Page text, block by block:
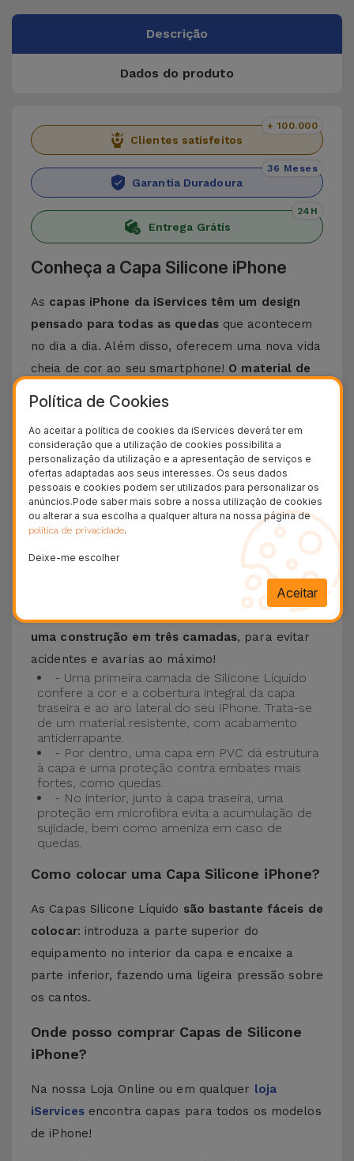
Descrição
Dados do produto
Clientes satisfeitos
+ 100.000
Garantia Duradoura
36 Meses
Entrega Grátis
24H
Conheça a Capa Silicone iPhone
As capas iPhone da iServices têm um design
pensado para todas as quedasque acontecem
no dia a dia. Além disso, oferecem uma nova vida
cheia de cor ao seu smartphone! O material de
Esta Capa é compatível com os modelosiPhone
15, 14, 13, 12 entre outros bem como os mais
recentes modelos da Apple, oiPhone 16e
iPhone 17.
Proteção de 3 camadas com as Capas
Silicone
Capas Silicone iPhone contam com
uma construção robusta e de qualidade, com
uma construção em três camadas, para evitar
acidentes e avarias ao máximo!
- Uma primeira camada de Silicone Líquido
confere a cor e a cobertura integral da capa
traseira e ao aro lateral do seu iPhone. Trata-se
de um material resistente, com acabamento
antiderrapante.
- Por dentro, uma capa em PVC dá estrutura
à capa e uma proteção contra embates mais
fortes, como quedas.
- No interior, junto à capa traseira, uma
proteção em microfibra evita a acumulação de
sujidade, bem como ameniza em caso de
quedas.
Como colocar uma Capa Silicone iPhone?
As Capas Silicone Líquido são bastante fáceis de
colocar: introduza a parte superior do
equipamento no interior da capa e encaixe a
parte inferior, fazendo uma ligeira pressão sobre
os cantos.
Onde posso comprar Capas de Silicone
iPhone?
Na nossa Loja Online ou em qualquer loja
iServicesencontra capas para todos os modelos
de iPhone!
Política de Cookies
Ao aceitar a política de cookies da iServices deverá ter em
consideração que a utilização de cookies possibilita a
personalização da utilização e a apresentação de serviços e
ofertas adaptadas aos seus interesses. Os seus dados
pessoais e cookies podem ser utilizados para personalizar os
anúncios.Pode saber mais sobre a nossa utilização de cookies
ou alterar a sua escolha a qualquer altura na nossa página de
política de privacidade.
Deixe-me escolher
Aceitar